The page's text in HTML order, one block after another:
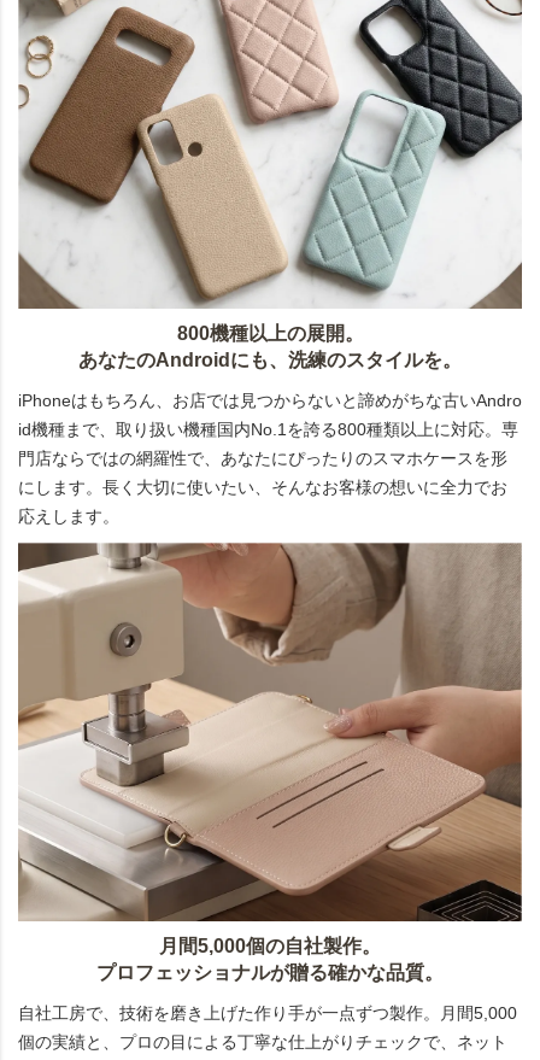
800機種以上の展開。
あなたのAndroidにも、洗練のスタイルを。
iPhoneはもちろん、お店では見つからないと諦めがちな古いAndro
id機種まで、取り扱い機種国内No.1を誇る800種類以上に対応。専
門店ならではの網羅性で、あなたにぴったりのスマホケースを形
にします。長く大切に使いたい、そんなお客様の想いに全力でお
応えします。
月間5,000個の自社製作。
プロフェッショナルが贈る確かな品質。
自社工房で、技術を磨き上げた作り手が一点ずつ製作。月間5,000
個の実績と、プロの目による丁寧な仕上がりチェックで、ネット